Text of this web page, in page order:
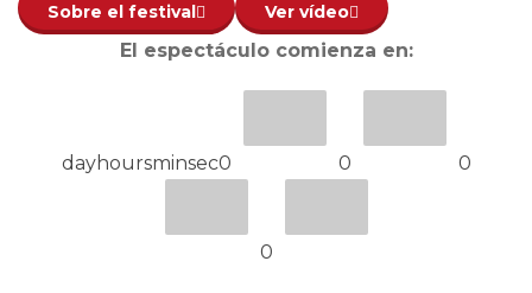
Sobre el festival Ver vídeo
El espectáculo comienza en:
dayhoursminsec0 0 0
0